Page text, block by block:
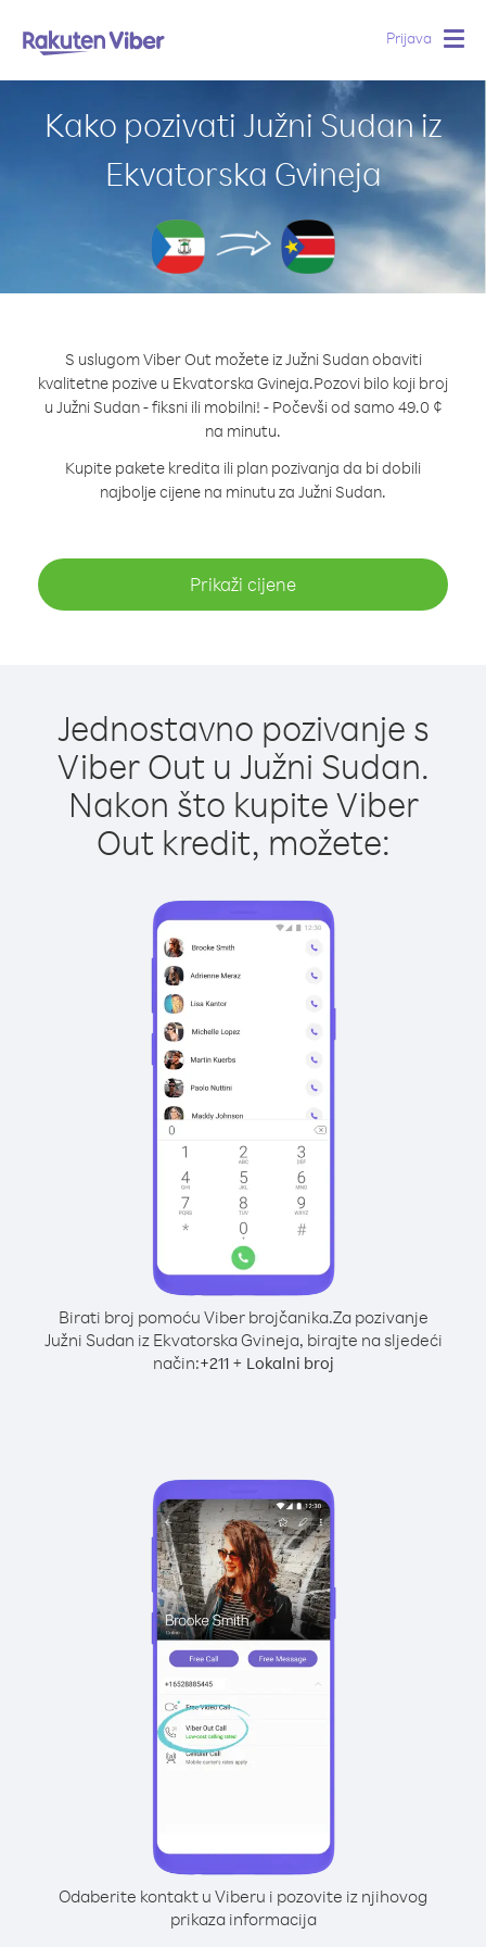
Prijava
Kako pozivati Južni Sudan iz
Ekvatorska Gvineja
S uslugom Viber Out možete iz Južni Sudan obaviti
kvalitetne pozive u Ekvatorska Gvineja.Pozovi bilo koji broj
u Južni Sudan - fiksni ili mobilni! - Počevši od samo 49.0 ¢
na minutu.
Kupite pakete kredita ili plan pozivanja da bi dobili
najbolje cijene na minutu za Južni Sudan.
Prikaži cijene
Jednostavno pozivanje s
Viber Out u Južni Sudan.
Nakon što kupite Viber
Out kredit, možete:
Birati broj pomoću Viber brojčanika.Za pozivanje
Južni Sudan iz Ekvatorska Gvineja, birajte na sljedeći
način:+211+ Lokalni broj
Odaberite kontakt u Viberu i pozovite iz njihovog
prikaza informacija